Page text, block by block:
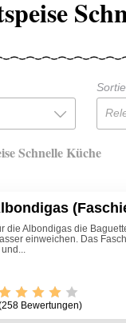
Schnelle Küche
die Albondigas die
einweichen. Das
Bewertungen)